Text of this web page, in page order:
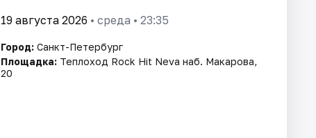
19 августа 2026 • среда • 23:35
Город: Санкт-Петербург
Площадка: Теплоход Rock Hit Neva наб. Макарова,
20